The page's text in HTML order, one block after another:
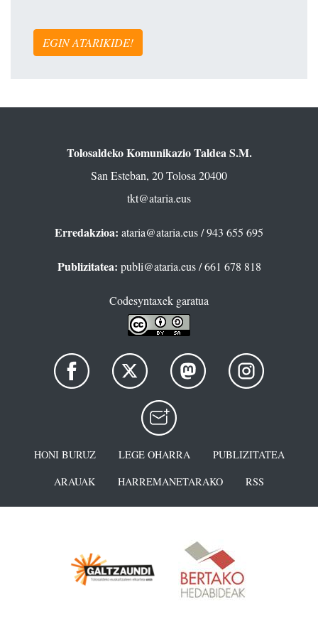
EGIN ATARIKIDE!
Tolosaldeko Komunikazio Taldea S.M.
San Esteban, 20 Tolosa 20400
tkt@ataria.eus
Erredakzioa: ataria@ataria.eus/ 943 655 695
Publizitatea: publi@ataria.eus/ 661 678 818
Codesyntaxek garatua
HONI BURUZ LEGE OHARRA
PUBLIZITATEA
ARAUAK
HARREMANETARAKO RSS